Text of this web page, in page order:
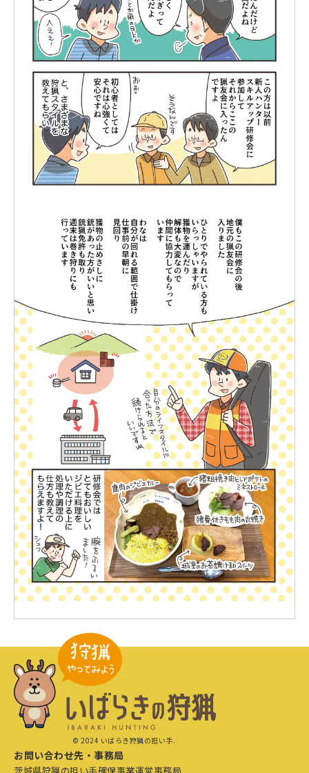
© 2024 いばらき狩猟の担い手.
お問い合わせ先・事務局